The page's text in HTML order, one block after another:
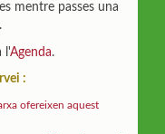
mentre passes una
l'Agenda.
:
ofereixen aquest